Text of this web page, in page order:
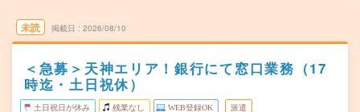
未読 掲載日 2026/08/10
＜急募＞天神エリア！銀行にて窓口業務（17
時迄・土日祝休）
土日祝日が休み 残業なし WEB登録OK 派遣